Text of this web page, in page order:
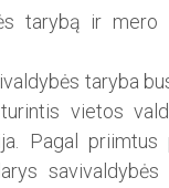
tarybą ir mero
taryba
vietos
Pagal priimtus